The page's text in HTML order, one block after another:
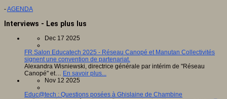
-AGENDA
Interviews - Les plus lus
Dec 17 2025
FR Salon Educatech 2025 - Réseau Canopé et Manutan Collectivités
signent une convention de partenariat.
Alexandra Wisniewski, directrice générale par intérim de "Réseau
Canopé" et… En savoir plus...
Nov 12 2025
Educ@tech : Questions posées à Ghislaine de Chambine